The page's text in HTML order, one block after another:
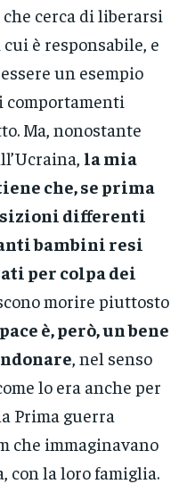
cerca di liberarsi
è responsabile, e
un esempio
comportamenti
Ma, nonostante
la mia
che, se prima
differenti
bambini resi
per colpa dei
morire piuttosto
è, però, un bene
, nel senso
lo era anche per
Prima guerra
che immaginavano
con la loro famiglia.